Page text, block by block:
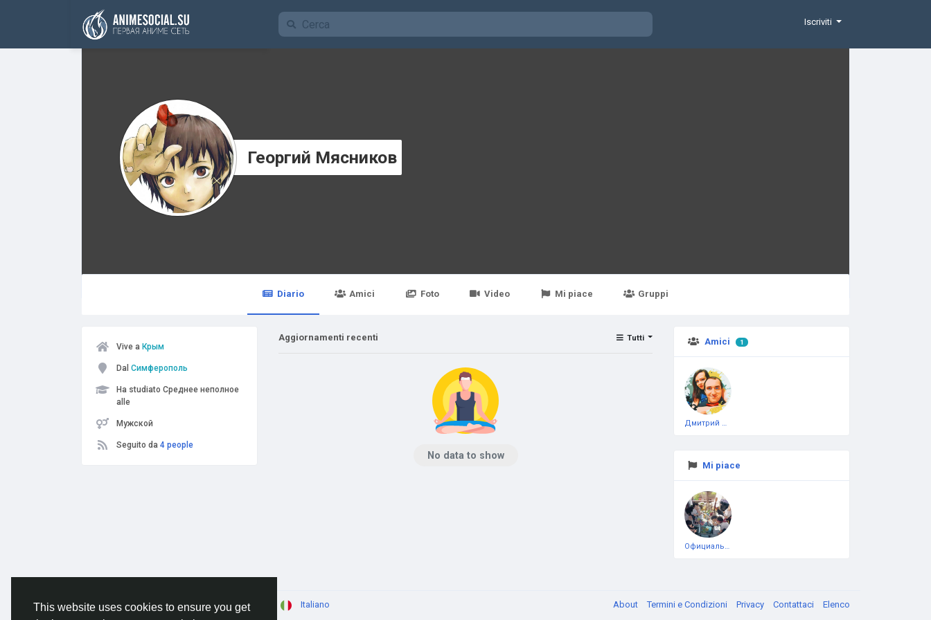
This website uses cookies to ensure you get
Funding
Iscriviti
Георгий Мясников
Diario Amici Foto Video Mi piace Gruppi
Vive a Крым
Dal Симферополь
Ha studiato Среднее неполное
alle
Мужской
Seguito da 4 people
Amici 1
Дмитрий Чеботарёв
Mi piace
Официальная тестовая страница
Aggiornamenti recenti Tutti
No data to show
© 2026 AnimeSocial.SU - Первая аниме сеть! Italiano About Termini e Condizioni Privacy Contattaci Elenco